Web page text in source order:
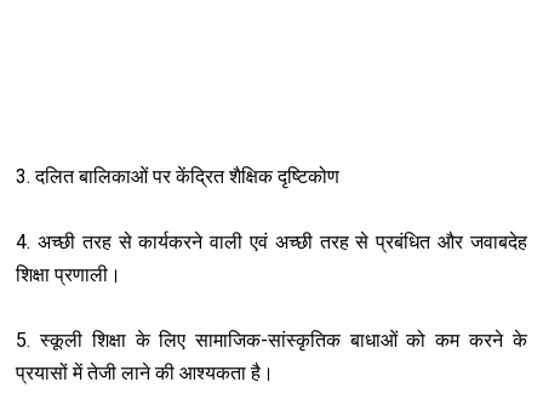
3. दलित बालिकाओं पर केंद्रित शैक्षिक दृष्टिकोण
4. अच्छी तरह से कार्यकरने वाली एवं अच्छी तरह से प्रबंधित और जवाबदेह
शिक्षा प्रणाली।
5. स्कूली शिक्षा के लिए सामाजिक-सांस्कृतिक बाधाओं को कम करने के
प्रयासों में तेजी लाने की आश्यकता है।